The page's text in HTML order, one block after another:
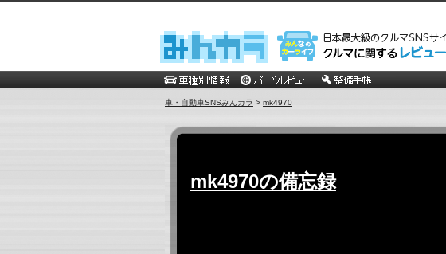
車・自動車SNSみんカラ > mk4970
mk4970の備忘録